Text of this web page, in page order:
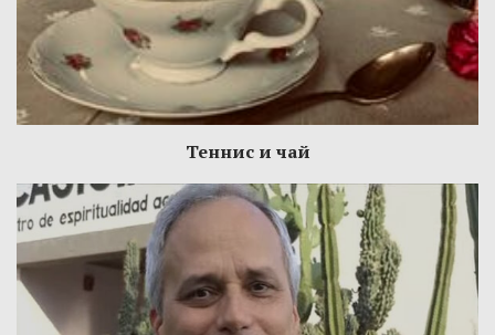
Теннис и чай